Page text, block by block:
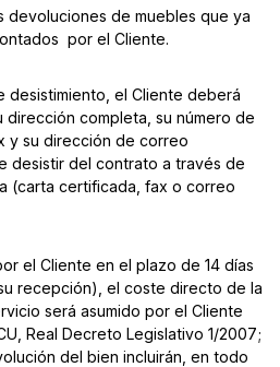
devoluciones de muebles que ya
por el Cliente.
desistimiento, el Cliente deberá
completa, su número de
y su dirección de correo
desistir del contrato a través de
(carta certificada, fax o correo
el Cliente en el plazo de 14 días
recepción), el coste directo de la
será asumido por el Cliente
Real Decreto Legislativo 1/2007;
del bien incluirán, en todo